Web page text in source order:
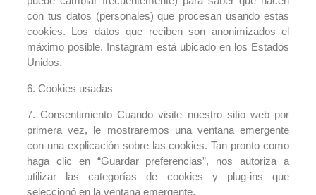
con tus datos (personales) que procesan usando estas
cookies. Los datos que reciben son anonimizados el
máximo posible. Instagram está ubicado en los Estados
Unidos.
6. Cookies usadas
7. Consentimiento Cuando visite nuestro sitio web por
primera vez, le mostraremos una ventana emergente
con una explicación sobre las cookies. Tan pronto como
haga clic en “Guardar preferencias”, nos autoriza a
utilizar las categorías de cookies y plug-ins que
seleccionó en la ventana emergente,